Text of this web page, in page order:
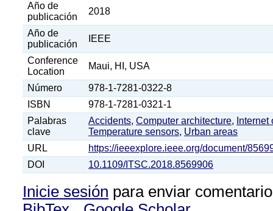
Año de
publicación
2018
Año de
publicación
IEEE
Conference
Location
Maui, HI, USA
Número
978-1-7281-0322-8
ISBN
978-1-7281-0321-1
Palabras
clave
Accidents, Computer architecture,
Temperature sensors, Urban areas
URL
https://ieeexplore.ieee.org/document/
DOI
10.1109/ITSC.2018.8569906
Inicie sesión para enviar